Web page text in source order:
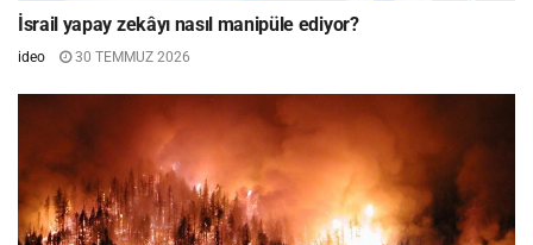
İsrail yapay zekâyı nasıl manipüle ediyor?
ideo 30 TEMMUZ 2026